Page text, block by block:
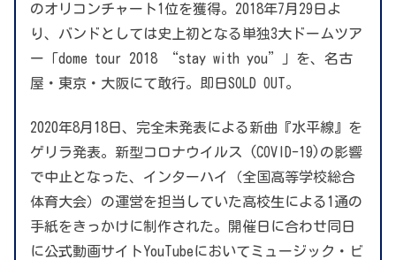
のオリコンチャート1位を獲得。2018年7月29日よ
り、バンドとしては史上初となる単独3大ドームツア
ー「dome tour 2018 “stay with you”」を、名古
屋・東京・大阪にて敢行。即日SOLD OUT。
2020年8月18日、完全未発表による新曲『水平線』を
ゲリラ発表。新型コロナウイルス (COVID-19)の影響
で中止となった、インターハイ（全国高等学校総合
体育大会）の運営を担当していた高校生による1通の
手紙をきっかけに制作された。開催日に合わせ同日
に公式動画サイトYouTubeにおいてミュージック・ビ